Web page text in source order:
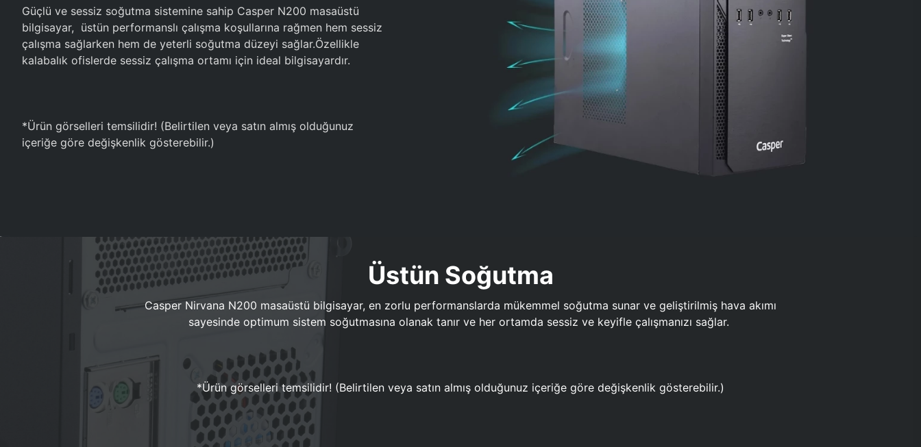
Güçlü ve sessiz soğutma sistemine sahip Casper N200 masaüstü
bilgisayar, üstün performanslı çalışma koşullarına rağmen hem sessiz
çalışma sağlarken hem de yeterli soğutma düzeyi sağlar.Özellikle
kalabalık ofislerde sessiz çalışma ortamı için ideal bilgisayardır.
*Ürün görselleri temsilidir! (Belirtilen veya satın almış olduğunuz
içeriğe göre değişkenlik gösterebilir.)
Üstün Soğutma
Casper Nirvana N200 masaüstü bilgisayar, en zorlu performanslarda mükemmel soğutma sunar ve geliştirilmiş hava akımı
sayesinde optimum sistem soğutmasına olanak tanır ve her ortamda sessiz ve keyifle çalışmanızı sağlar.
*Ürün görselleri temsilidir! (Belirtilen veya satın almış olduğunuz içeriğe göre değişkenlik gösterebilir.)